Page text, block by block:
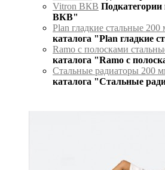
Vitron ВКВ
ВКВ"
Plan гладкие стальные 200
каталога "Plan гладкие
Ramo с полосками
каталога "Ramo с
Стальные радиаторы 200
каталога "Стальные